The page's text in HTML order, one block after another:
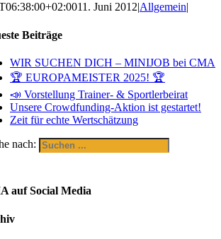
11. Juni 2012|Allgemein|
Beiträge
WIR SUCHEN DICH – MINIJOB bei CMA
🏆 EUROPAMEISTER 2025! 🏆
📣 Vorstellung Trainer- & Sportlerbeirat
Unsere Crowdfunding-Aktion ist gestartet!
Zeit für echte Wertschätzung
nach:
auf Social Media